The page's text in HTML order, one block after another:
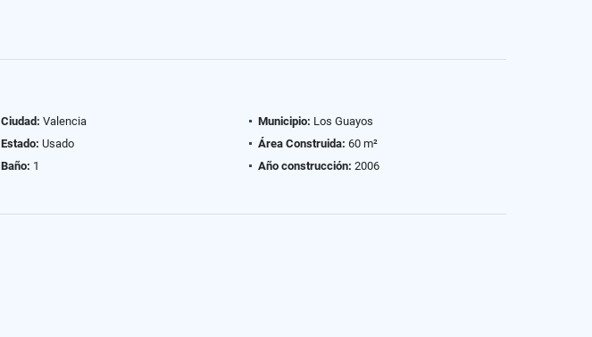
Ciudad: Valencia Municipio: Los Guayos
Estado: Usado Área Construida: 60 m²
Baño: 1 Año construcción: 2006